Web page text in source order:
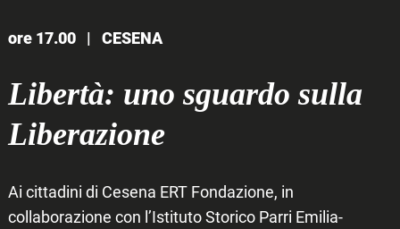
ore 17.00 | CESENA
Libertà: uno sguardo sulla
Liberazione
Ai cittadini di Cesena ERT Fondazione, in
collaborazione con l’Istituto Storico Parri Emilia-